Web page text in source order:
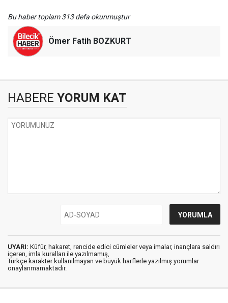
Bu haber toplam 313 defa okunmuştur
Ömer Fatih BOZKURT
HABERE YORUM KAT
UYARI: Küfür, hakaret, rencide edici cümleler veya imalar, inançlara saldırı
içeren, imla kuralları ile yazılmamış,
Türkçe karakter kullanılmayan ve büyük harflerle yazılmış yorumlar
onaylanmamaktadır.